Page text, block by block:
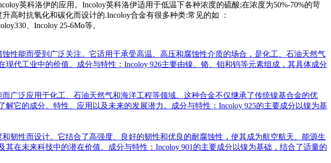
英科洛伊的应用。Incoloy英科洛伊适用于低温下各种浓度的硫酸;在浓度为50%-70%的苛
高时抗氧化和碳化而设计的.Incoloy合金有很多种类:常见的如 ：
、Incoloy 25-6Mo等。
性能而受到广泛关注。它适用于承受高温、高压和腐蚀性介质的场合，是化工、石油天然气
代工业中的价值。成分与特性：Incoloy 926主要由镍、铬、钼和钨等元素组成，其具体成分
广泛应用于化工、石油天然气和海洋工程等领域。这种合金不仅继承了传统镍基合金的优
它的成分、特性、应用以及未来的发展潜力。成分与特性：Incoloy 925的主要成分以镍为基
韧性而设计。它结合了高强度、良好的韧性和优良的耐腐蚀性，使其成为航空航天、能源生
在未来科技中的潜在价值。成分与特性：Incoloy 901的主要成分以镍为基础，结合了适量的